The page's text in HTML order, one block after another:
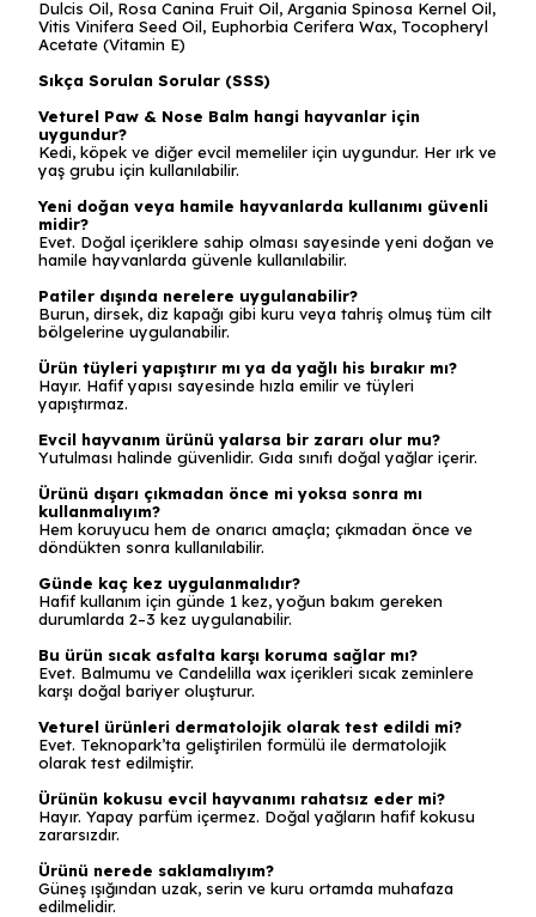
Dulcis Oil, Rosa Canina Fruit Oil, Argania Spinosa Kernel Oil,
Vitis Vinifera Seed Oil, Euphorbia Cerifera Wax, Tocopheryl
Acetate (Vitamin E)
Sıkça Sorulan Sorular (SSS)
Veturel Paw & Nose Balm hangi hayvanlar için
uygundur?
Kedi, köpek ve diğer evcil memeliler için uygundur. Her ırk ve
yaş grubu için kullanılabilir.
Yeni doğan veya hamile hayvanlarda kullanımı güvenli
midir?
Evet. Doğal içeriklere sahip olması sayesinde yeni doğan ve
hamile hayvanlarda güvenle kullanılabilir.
Patiler dışında nerelere uygulanabilir?
Burun, dirsek, diz kapağı gibi kuru veya tahriş olmuş tüm cilt
bölgelerine uygulanabilir.
Ürün tüyleri yapıştırır mı ya da yağlı his bırakır mı?
Hayır. Hafif yapısı sayesinde hızla emilir ve tüyleri
yapıştırmaz.
Evcil hayvanım ürünü yalarsa bir zararı olur mu?
Yutulması halinde güvenlidir. Gıda sınıfı doğal yağlar içerir.
Ürünü dışarı çıkmadan önce mi yoksa sonra mı
kullanmalıyım?
Hem koruyucu hem de onarıcı amaçla; çıkmadan önce ve
döndükten sonra kullanılabilir.
Günde kaç kez uygulanmalıdır?
Hafif kullanım için günde 1 kez, yoğun bakım gereken
durumlarda 2–3 kez uygulanabilir.
Bu ürün sıcak asfalta karşı koruma sağlar mı?
Evet. Balmumu ve Candelilla wax içerikleri sıcak zeminlere
karşı doğal bariyer oluşturur.
Veturel ürünleri dermatolojik olarak test edildi mi?
Evet. Teknopark’ta geliştirilen formülü ile dermatolojik
olarak test edilmiştir.
Ürünün kokusu evcil hayvanımı rahatsız eder mi?
Hayır. Yapay parfüm içermez. Doğal yağların hafif kokusu
zararsızdır.
Ürünü nerede saklamalıyım?
Güneş ışığından uzak, serin ve kuru ortamda muhafaza
edilmelidir.